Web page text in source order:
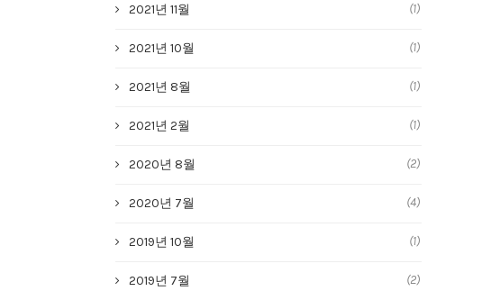
2021년 11월 (1)
2021년 10월 (1)
2021년 8월 (1)
2021년 2월 (1)
2020년 8월 (2)
2020년 7월 (4)
2019년 10월 (1)
2019년 7월 (2)